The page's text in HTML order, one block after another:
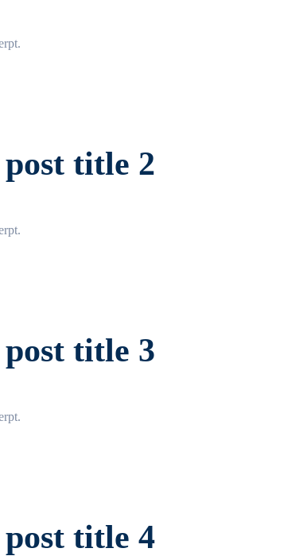
title 2
title 3
post title 4